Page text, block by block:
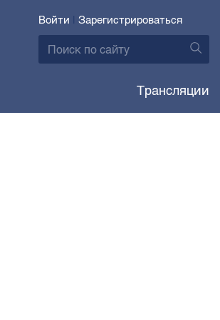
Войти | Зарегистрироваться
Трансляции